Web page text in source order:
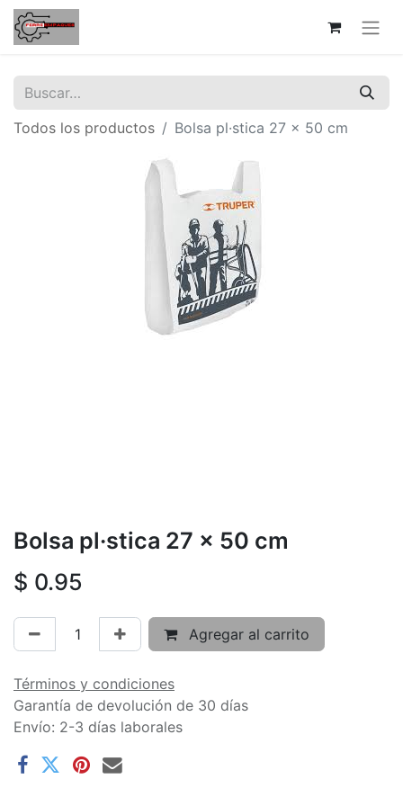
Todos los productos Bolsa pl·stica 27 x 50 cm
Bolsa pl·stica 27 x 50 cm
$ 0.95
Agregar al carrito
Términos y condiciones
Garantía de devolución de 30 días
Envío: 2-3 días laborales